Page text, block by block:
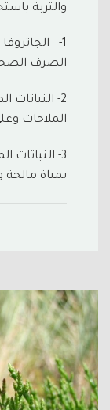
والتربة
1-
الصرف
2- النباتات
الملاحات
3- النباتات
بمياة مالحة